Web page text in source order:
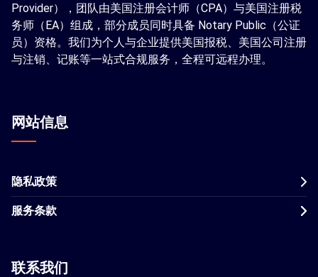
Provider），团队由美国注册会计师（CPA）与美国注册税
务师（EA）组成，部分成员同时具备 Notary Public（公证
员）资格。我们为个人与企业提供美国报税、美国公司注册
与注销、记账等一站式合规服务，全程可远程办理。
网站信息
隐私政策
服务条款
联系我们